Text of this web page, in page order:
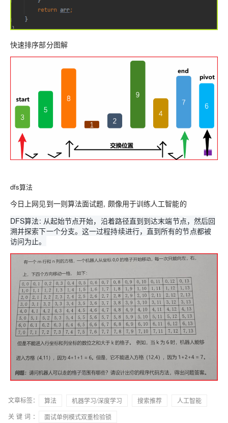
快速排序部分图解
dfs算法
今日上网见到一则算法面试题, 颇像用于训练人工智能的
DFS算法: 从起始节点开始，沿着路径直到到达末端节点，然后回
溯并探索下一个分支。这一过程持续进行，直到所有的节点都被
访问为止。
文章标签： 算法 机器学习/深度学习 搜索推荐
人工智能
关键词：
面试单例模式双重检验锁